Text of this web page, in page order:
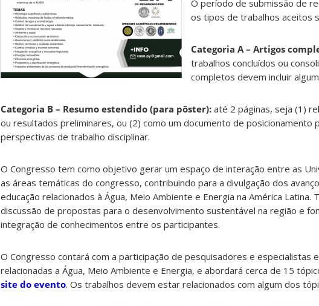
O período de submissão de
os tipos de trabalhos aceitos
Categoria A – Artigos
trabalhos concluídos ou
completos devem incluir
Categoria B – Resumo estendido (para pôster): até 2 páginas, seja (1)
ou resultados preliminares, ou (2) como um documento de posicionamento
perspectivas de trabalho disciplinar.
O Congresso tem como objetivo gerar um espaço de interação entre as
as áreas temáticas do congresso, contribuindo para a divulgação dos
educação relacionados à Água, Meio Ambiente e Energia na América Latina.
discussão de propostas para o desenvolvimento sustentável na região e
integração de conhecimentos entre os participantes.
O Congresso contará com a participação de pesquisadores e especialistas
relacionadas a Água, Meio Ambiente e Energia, e abordará cerca de 15
site do evento. Os trabalhos devem estar relacionados com algum dos